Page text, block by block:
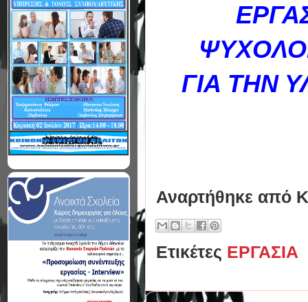
ΓΙΑ ΤΗΝ
Αναρτήθηκε από
Ετικέτες ΕΡΓΑΣΙΑ